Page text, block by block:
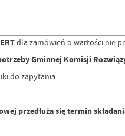
dla zamówień o wartości nie
Gminnej Komisji
do zapytania.
przedłuża się termin